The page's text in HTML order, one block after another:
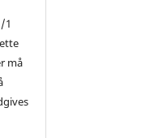
1
må